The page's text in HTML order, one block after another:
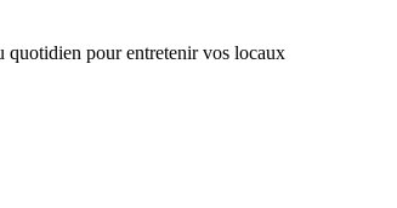
quotidien pour entretenir vos locaux